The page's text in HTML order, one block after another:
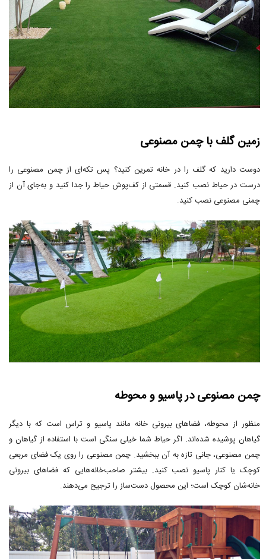
زمین گلف با چمن مصنوعی
دوست دارید که گلف را در خانه تمرین کنید؟ پس تکه‌ای از چمن مصنوعی را
درست در حیاط نصب کنید. قسمتی از کف‌پوش حیاط را جدا کنید و به‌جای آن از
چمنی مصنوعی نصب کنید.
چمن مصنوعی در پاسیو و محوطه
منظور از محوطه، فضاهای بیرونی خانه مانند پاسیو و تراس است که با دیگر
گیاهان پوشیده شده‌اند. اگر حیاط شما خیلی سنگی است با استفاده از گیاهان و
چمن مصنوعی، جانی تازه به آن ببخشید. چمن مصنوعی را روی یک فضای مربعی
کوچک یا کنار پاسیو نصب کنید. بیشتر صاحب‌خانه‌هایی که فضاهای بیرونی
خانه‌شان کوچک است؛ این محصول دست‌ساز را ترجیح می‌دهند.